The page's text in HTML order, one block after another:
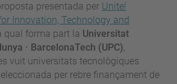
presentada per Unite!
Innovation, Technology and
qual forma part la Universitat
· BarcelonaTech (UPC),
vuit universitats tecnològiques
per rebre finançament de